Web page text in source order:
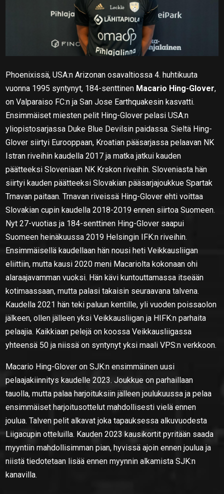
Phoenixissä, USA:n Arizonan osavaltiossa 4. huhtikuuta
vuonna 1995 syntynyt, 184-senttinen Macario Hing-Glover,
on Valparaiso FC:n ja San Jose Earthquakesin kasvatti.
Ensimmäiset miesten pelit Hing-Glover pelasi USA:n
yliopistosarjassa Duke Blue Devilsin paidassa. Sieltä Hing-
Glover siirtyi Eurooppaan, Kroatian pääsarjassa pelaavan NK
Istran riveihin kaudella 2017 ja matka jatkui kauden
päätteeksi Sloveniaan NK Krskon riveihin. Sloveniasta hän
siirtyi kauden päätteeksi Slovakian pääsarjajoukkue Spartak
Trnavan paitaan. Trnavan riveissä Hing-Glover ehti voittaa
Slovakian cupin kaudella 2018-2019 ennen siirtoa Suomeen.
Nyt 27-vuotias ja 184-senttinen Hing-Glover saapui
Suomeen heinäkuussa 2019 Helsingin IFK:n riveihin.
Ensimmäisellä kaudellaan hän nousi heti Veikkausliigan
eliittiin, mutta kausi 2020 meni Macariolta kokonaan ohi
alaraajavamman vuoksi. Hän kävi kuntouttamassa itseään
kotimaassaan, mutta palasi takaisin seuraavana talvena.
Kaudella 2021 hän teki paluun kentille, yli vuoden poissaolon
jälkeen, ollen jälleen yksi Veikkausliigan ja HIFK:n parhaita
pelaajia. Kaikkiaan pelejä on koossa Veikkausliigassa
yhteensä 50 ja niissä on syntynyt yksi maali VPS:n verkkoon.
Macario Hing-Glover on SJK:n ensimmäinen uusi
pelaajakiinnitys kaudelle 2023. Joukkue on parhaillaan
tauolla, mutta palaa harjoituksiin jälleen joulukuussa ja pelaa
ensimmäiset harjoitusottelut mahdollisesti vielä ennen
joulua. Talven pelit alkavat joka tapauksessa alkuvuodesta
Liigacupin otteluilla. Kauden 2023 kausikortit pyritään saada
myyntiin mahdollisimman pian, hyvissä ajoin ennen joulua ja
niistä tiedotetaan lisää ennen myynnin alkamista SJK:n
kanavilla.